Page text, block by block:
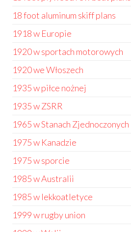
18 foot aluminum skiff plans
1918 w Europie
1920 w sportach motorowych
1920 we Włoszech
1935 w piłce nożnej
1935 w ZSRR
1965 w Stanach Zjednoczonych
1975 w Kanadzie
1975 w sporcie
1985 w Australii
1985 w lekkoatletyce
1999 w rugby union